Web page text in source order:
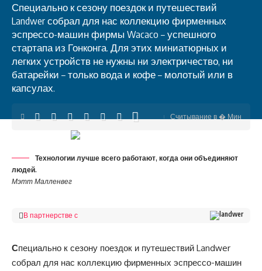
Специально к сезону поездок и путешествий
Landwer собрал для нас коллекцию фирменных
эспрессо-машин фирмы Wacaco – успешного
стартапа из Гонконга. Для этих миниатюрных и
легких устройств не нужны ни электричество, ни
батарейки – только вода и кофе – молотый или в
капсулах.
Считывание в � Мин
Технологии лучше всего работают, когда они объединяют
людей.
Мэтт Малленвег
В партнерстве с
Специально к сезону поездок и путешествий Landwer
собрал для нас коллекцию фирменных эспрессо-машин